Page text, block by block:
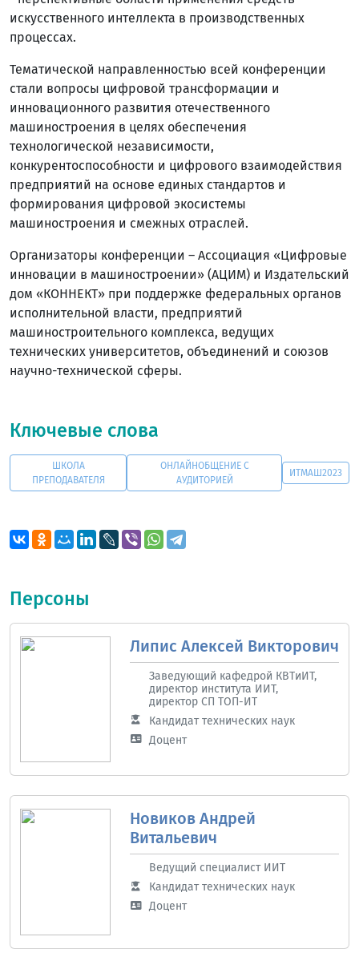
искусственного интеллекта в производственных
процессах.
Тематической направленностью всей конференции
стали вопросы цифровой трансформации и
инновационного развития отечественного
машиностроения в целях обеспечения
технологической независимости,
конкурентоспособности и цифрового взаимодействия
предприятий на основе единых стандартов и
формирования цифровой экосистемы
машиностроения и смежных отраслей.
Организаторы конференции – Ассоциация «Цифровые
инновации в машиностроении» (АЦИМ) и Издательский
дом «КОННЕКТ» при поддержке федеральных органов
исполнительной власти, предприятий
машиностроительного комплекса, ведущих
технических университетов, объединений и союзов
научно-технической сферы.
Ключевые слова
ШКОЛА
ПРЕПОДАВАТЕЛЯ
ОНЛАЙНОБЩЕНИЕ С
АУДИТОРИЕЙ
ИТМАШ2023
Персоны
Липис Алексей Викторович
Заведующий кафедрой КВТиИТ,
директор института ИИТ,
директор СП ТОП-ИТ
Кандидат технических наук
Доцент
Новиков Андрей
Витальевич
Ведущий специалист ИИТ
Кандидат технических наук
Доцент